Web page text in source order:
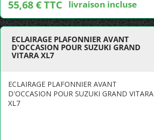
55,68 € TTC livraison incluse
ECLAIRAGE PLAFONNIER AVANT
D'OCCASION POUR SUZUKI GRAND
VITARA XL7
ECLAIRAGE PLAFONNIER AVANT
D'OCCASION POUR SUZUKI GRAND VITARA
XL7